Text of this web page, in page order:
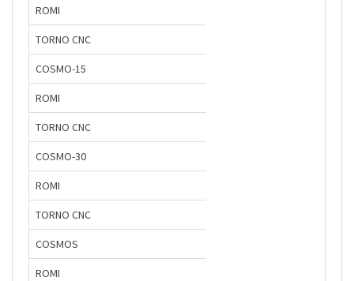
ROMI
TORNO CNC
COSMO-15
ROMI
TORNO CNC
COSMO-30
ROMI
TORNO CNC
COSMOS
ROMI